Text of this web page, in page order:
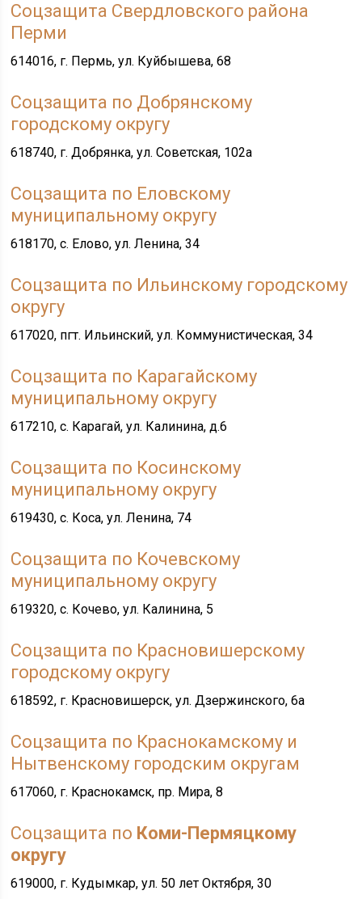
Соцзащита Свердловского района
Перми
614016, г. Пермь, ул. Куйбышева, 68
Соцзащита по Добрянскому
городскому округу
618740, г. Добрянка, ул. Советская, 102а
Соцзащита по Еловскому
муниципальному округу
618170, с. Елово, ул. Ленина, 34
Соцзащита по Ильинскому городскому
округу
617020, пгт. Ильинский, ул. Коммунистическая, 34
Соцзащита по Карагайскому
муниципальному округу
617210, с. Карагай, ул. Калинина, д.6
Соцзащита по Косинскому
муниципальному округу
619430, с. Коса, ул. Ленина, 74
Соцзащита по Кочевскому
муниципальному округу
619320, с. Кочево, ул. Калинина, 5
Соцзащита по Красновишерскому
городскому округу
618592, г. Красновишерск, ул. Дзержинского, 6а
Соцзащита по Краснокамскому и
Нытвенскому городским округам
617060, г. Краснокамск, пр. Мира, 8
Соцзащита по Коми-Пермяцкому
округу
619000, г. Кудымкар, ул. 50 лет Октября, 30